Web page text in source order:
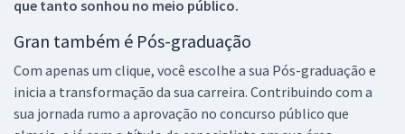
que tanto sonhou no meio público.
Gran também é Pós-graduação
Com apenas um clique, você escolhe a sua Pós-graduação e
inicia a transformação da sua carreira. Contribuindo com a
sua jornada rumo a aprovação no concurso público que